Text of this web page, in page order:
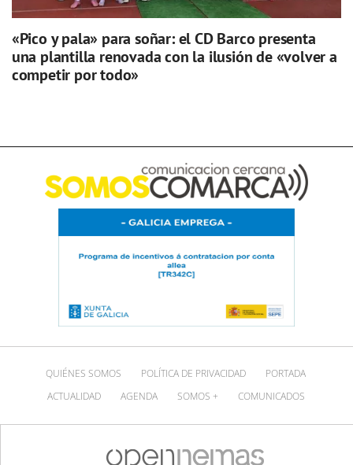
«Pico y pala» para soñar: el CD Barco presenta
una plantilla renovada con la ilusión de «volver a
competir por todo»
QUIÉNES SOMOS POLÍTICA DE PRIVACIDAD
PORTADA
ACTUALIDAD
AGENDA SOMOS + COMUNICADOS